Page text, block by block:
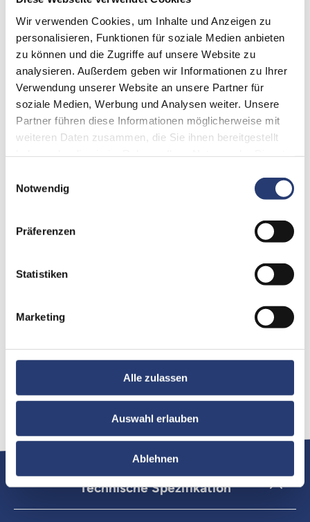
Wir verwenden Cookies, um Inhalte und Anzeigen zu
personalisieren, Funktionen für soziale Medien anbieten
zu können und die Zugriffe auf unsere Website zu
analysieren. Außerdem geben wir Informationen zu Ihrer
Verwendung unserer Website an unsere Partner für
soziale Medien, Werbung und Analysen weiter. Unsere
Partner führen diese Informationen möglicherweise mit
weiteren Daten zusammen, die Sie ihnen bereitgestellt
Notwendig
Präferenzen
Statistiken
Marketing
Alle zulassen
Auswahl erlauben
Ablehnen
Zum einen die Halterung für das Astera Hydra Panel
und zum anderen die Befestigung, die in den Flex Bridge
Muffin eingesetzt wird.
Die Halterung wird an das Astera Hydra Panel
angebracht und mit einer Rändelschraube fixiert.
Das Befestigungsbauteil wird mit dem Pin in den
Schnellwechsel Verschluss des Flex Bridge Muffins
diese Verbindung gesetzt
und hält dank des starken Magneten, der auf der
Werkzeuglose Montage
Hohe Flexibilität
Zubehör bzw. Erweiterungsmöglichkeiten:
Geeignet fürAstera Hydra Panel
Technische Spezifikation